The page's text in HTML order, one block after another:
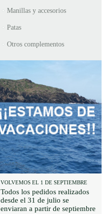
Manillas y accesorios
Patas
Otros complementos
VOLVEMOS EL 1 DE SEPTIEMBRE
Todos los pedidos realizados
desde el 31 de julio se
enviaran a partir de septiembre